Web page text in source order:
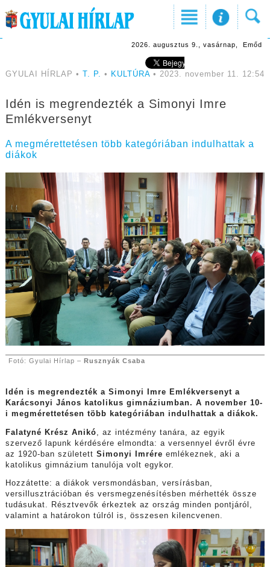
2026. augusztus 9., vasárnap, Emőd
GYULAI HÍRLAP • T. P. • KULTÚRA• 2023. november 11. 12:54
Idén is megrendezték a Simonyi Imre
Emlékversenyt
A megmérettetésen több kategóriában indulhattak a
diákok
Fotó: Gyulai Hírlap – Rusznyák Csaba
Idén is megrendezték a Simonyi Imre Emlékversenyt a
Karácsonyi János katolikus gimnáziumban. A november 10-
i megmérettetésen több kategóriában indulhattak a diákok.
Falatyné Krész Anikó , az intézmény tanára, az egyik
szervező lapunk kérdésére elmondta: a versennyel évről évre
az 1920-ban született Simonyi Imrére emlékeznek, aki a
katolikus gimnázium tanulója volt egykor.
Hozzátette: a diákok versmondásban, versírásban,
versillusztrációban és versmegzenésítésben mérhették össze
tudásukat. Résztvevők érkeztek az ország minden pontjáról,
valamint a határokon túlról is, összesen kilencvenen.